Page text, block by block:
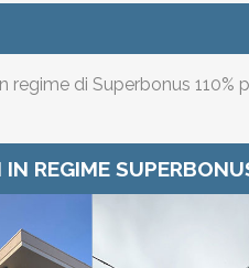
di Superbonus 110%
REGIME